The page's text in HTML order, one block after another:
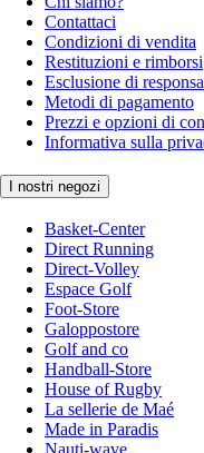
Contattaci
Condizioni di vendita
Restituzioni e rimborsi
Esclusione di
Metodi di pagamento
Prezzi e opzioni di
Informativa sulla
I nostri negozi
Basket-Center
Direct Running
Direct-Volley
Espace Golf
Foot-Store
Galoppostore
Golf and co
Handball-Store
House of Rugby
La sellerie de Maé
Made in Paradis